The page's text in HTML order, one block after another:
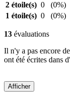
2 étoile(s) 0
(0%)
1 étoile(s) 0 (0%)
13 évaluations
Il n'y a pas encore
ont été écrites dans
Afficher